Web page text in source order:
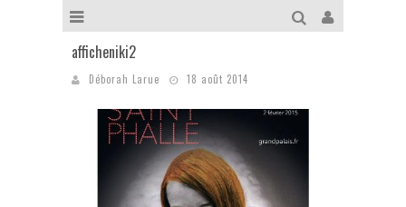
afficheniki2
Déborah Larue 18 août 2014